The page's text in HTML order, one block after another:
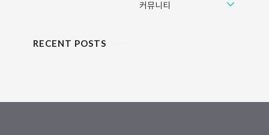
커뮤니티
RECENT POSTS